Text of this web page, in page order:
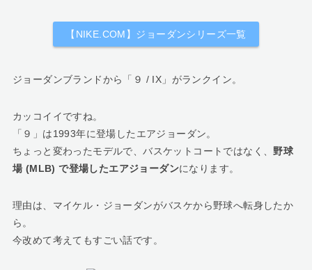
【NIKE.COM】ジョーダンシリーズ一覧
ジョーダンブランドから「９ / IX」がランクイン。
カッコイイですね。
「９」は1993年に登場したエアジョーダン。
ちょっと変わったモデルで、バスケットコートではなく、 野球
場 (MLB) で登場したエアジョーダンになります。
理由は、マイケル・ジョーダンがバスケから野球へ転身したか
ら。
今改めて考えてもすごい話です。